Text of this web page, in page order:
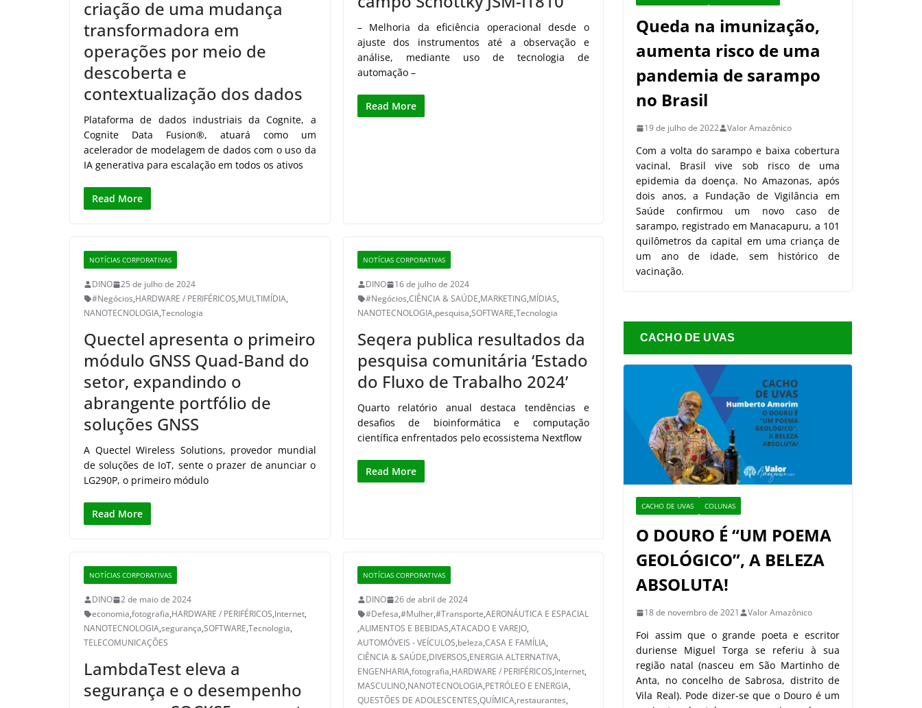
criação de uma mudança
transformadora em
operações por meio de
descoberta e
contextualização dos dados
Plataforma de dados industriais da Cognite, a
Cognite Data Fusion®, atuará como um
acelerador de modelagem de dados com o uso da
IA generativa para escalação em todos os ativos
Read More
– Melhoria da eficiência operacional desde o
ajuste dos instrumentos até a observação e
análise, mediante uso de tecnologia de
automação –
Read More
NOTÍCIAS CORPORATIVAS
DINO
25 de julho de 2024
#Negócios,HARDWARE / PERIFÉRICOS,MULTIMÍDIA,
NANOTECNOLOGIA,Tecnologia
Quectel apresenta o primeiro
módulo GNSS Quad-Band do
setor, expandindo o
abrangente portfólio de
soluções GNSS
A Quectel Wireless Solutions, provedor mundial
de soluções de IoT, sente o prazer de anunciar o
LG290P, o primeiro módulo
Read More
NOTÍCIAS CORPORATIVAS
DINO
16 de julho de 2024
#Negócios,CIÊNCIA & SAÚDE,MARKETING,MÍDIAS,
NANOTECNOLOGIA,pesquisa,SOFTWARE,Tecnologia
Seqera publica resultados da
pesquisa comunitária ‘Estado
do Fluxo de Trabalho 2024’
Quarto relatório anual destaca tendências e
desafios de bioinformática e computação
científica enfrentados pelo ecossistema Nextflow
Read More
NOTÍCIAS CORPORATIVAS
DINO
2 de maio de 2024
economia,fotografia,HARDWARE / PERIFÉRICOS,Internet,
NANOTECNOLOGIA,segurança,SOFTWARE,Tecnologia,
TELECOMUNICAÇÕES
LambdaTest eleva a
segurança e o desempenho
NOTÍCIAS CORPORATIVAS
DINO
26 de abril de 2024
#Defesa,#Mulher,#Transporte,AERONÁUTICA E ESPACIAL
,ALIMENTOS E BEBIDAS,ATACADO E VAREJO,
AUTOMÓVEIS - VEÍCULOS,beleza,CASA E FAMÍLIA,
CIÊNCIA & SAÚDE,DIVERSOS,ENERGIA ALTERNATIVA,
ENGENHARIA,fotografia,HARDWARE / PERIFÉRICOS,Internet,
MASCULINO,NANOTECNOLOGIA,PETRÓLEO E ENERGIA,
QUESTÕES DE ADOLESCENTES,QUÍMICA,restaurantes,
Queda na imunização,
aumenta risco de uma
pandemia de sarampo
no Brasil
19 de julho de 2022 Valor Amazônico
Com a volta do sarampo e baixa cobertura
vacinal, Brasil vive sob risco de uma
epidemia da doença. No Amazonas, após
dois anos, a Fundação de Vigilância em
Saúde confirmou um novo caso de
sarampo, registrado em Manacapuru, a 101
quilômetros da capital em uma criança de
um ano de idade, sem histórico de
vacinação.
CACHO DE UVAS
CACHO DE UVAS COLUNAS
O DOURO É “UM POEMA
GEOLÓGICO”, A BELEZA
ABSOLUTA!
18 de novembro de 2021 Valor Amazônico
Foi assim que o grande poeta e escritor
duriense Miguel Torga se referiu à sua
região natal (nasceu em São Martinho de
Anta, no concelho de Sabrosa, distrito de
Vila Real). Pode dizer-se que o Douro é um